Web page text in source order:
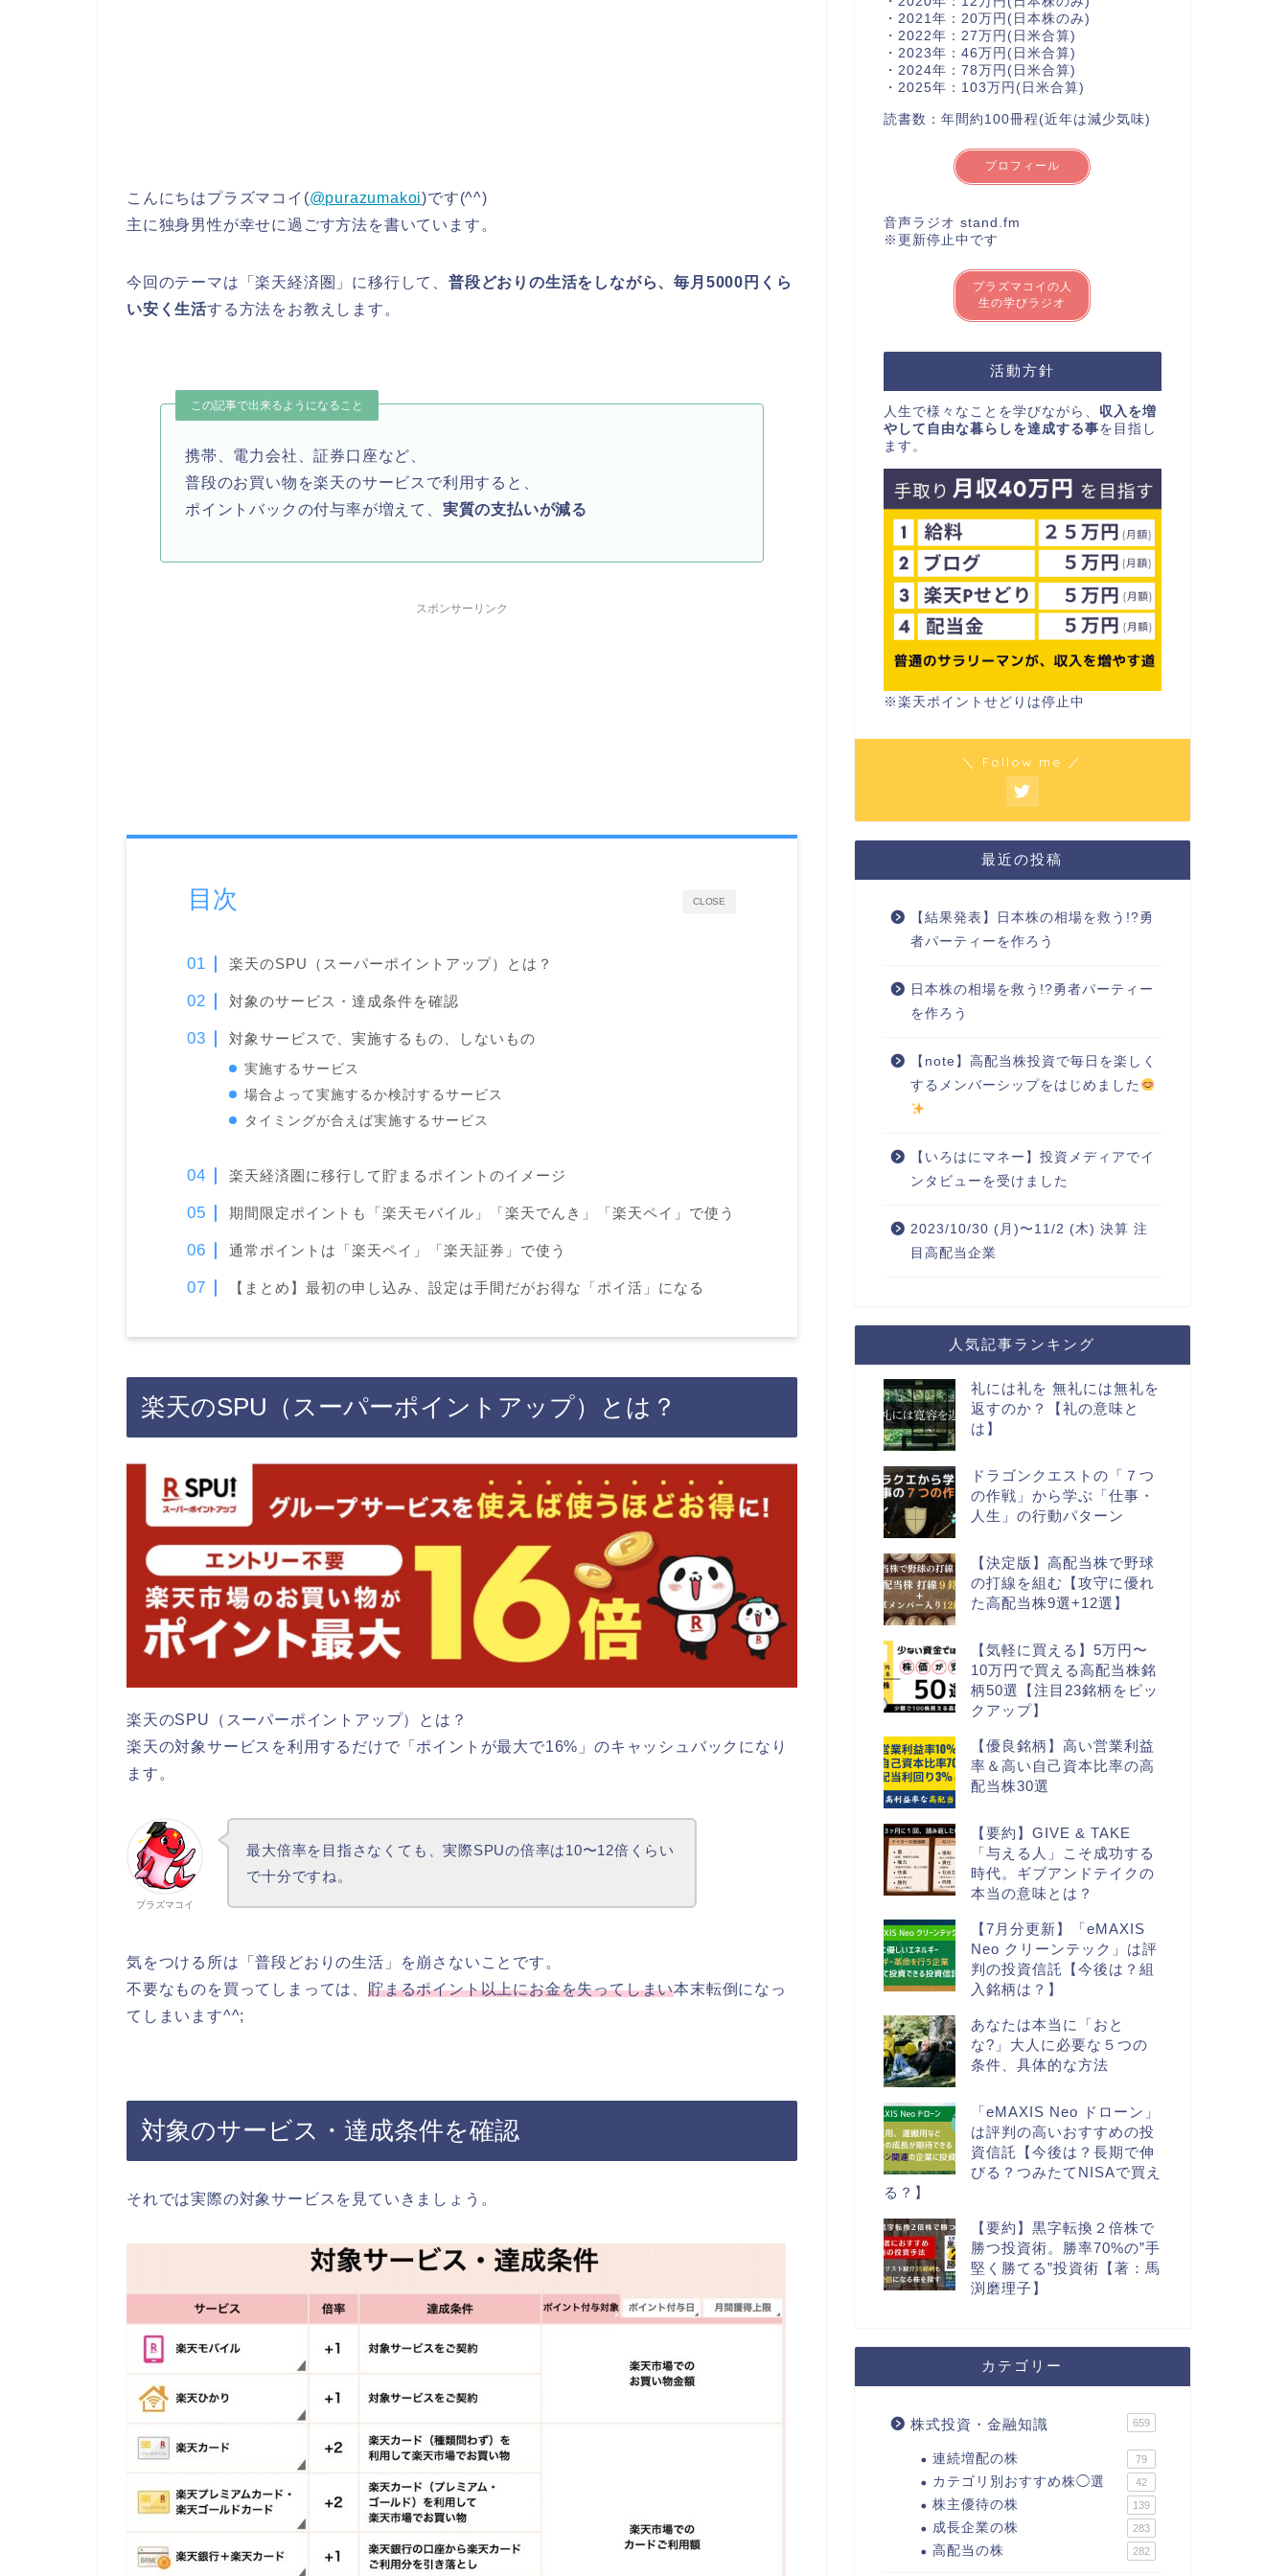
こんにちはプラズマコイ(@purazumakoi)です(^^)
主に独身男性が幸せに過ごす方法を書いています。
今回のテーマは「楽天経済圏」に移行して、 普段どおりの生活をしながら、毎月5000円くら
い安く生活する方法をお教えします。
この記事で出来るようになること
携帯、電力会社、証券口座など、
普段のお買い物を楽天のサービスで利用すると、
ポイントバックの付与率が増えて、 実質の支払いが減る
スポンサーリンク
CLOSE
目次
楽天のSPU（スーパーポイントアップ）とは？
対象のサービス・達成条件を確認
対象サービスで、実施するもの、しないもの
実施するサービス
場合よって実施するか検討するサービス
タイミングが合えば実施するサービス
楽天経済圏に移行して貯まるポイントのイメージ
期間限定ポイントも「楽天モバイル」「楽天でんき」「楽天ペイ」で使う
通常ポイントは「楽天ペイ」「楽天証券」で使う
【まとめ】最初の申し込み、設定は手間だがお得な「ポイ活」になる
楽天のSPU（スーパーポイントアップ）とは？
楽天のSPU（スーパーポイントアップ）とは？
楽天の対象サービスを利用するだけで「ポイントが最大で16%」のキャッシュバックになり
ます。
プラズマコイ
最大倍率を目指さなくても、実際SPUの倍率は10〜12倍くらい
で十分ですね。
気をつける所は「普段どおりの生活」を崩さないことです。
不要なものを買ってしまっては、 貯まるポイント以上にお金を失ってしまい本末転倒になっ
てしまいます^^;
対象のサービス・達成条件を確認
それでは実際の対象サービスを見ていきましょう。
・2021年：20万円(日本株のみ)
・2022年：27万円(日米合算)
・2023年：46万円(日米合算)
・2024年：78万円(日米合算)
・2025年：103万円(日米合算)
読書数：年間約100冊程(近年は減少気味)
プロフィール
音声ラジオ stand.fm
※更新停止中です
プラズマコイの人
生の学びラジオ
活動方針
人生で様々なことを学びながら、 収入を増
やして自由な暮らしを達成する事を目指し
ます。
※楽天ポイントせどりは停止中
＼ Follow me ／
最近の投稿
【結果発表】日本株の相場を救う!?勇
者パーティーを作ろう
日本株の相場を救う!?勇者パーティー
を作ろう
【note】高配当株投資で毎日を楽しく
するメンバーシップをはじめました
【いろはにマネー】投資メディアでイ
ンタビューを受けました
2023/10/30 (月)〜11/2 (木) 決算 注
目高配当企業
人気記事ランキング
礼には礼を 無礼には無礼を
返すのか？【礼の意味と
は】
ドラゴンクエストの「７つ
の作戦」から学ぶ「仕事・
人生」の行動パターン
【決定版】高配当株で野球
の打線を組む【攻守に優れ
た高配当株9選+12選】
【気軽に買える】5万円〜
10万円で買える高配当株銘
柄50選【注目23銘柄をピッ
クアップ】
【優良銘柄】高い営業利益
率＆高い自己資本比率の高
配当株30選
【要約】GIVE & TAKE
「与える人」こそ成功する
時代。ギブアンドテイクの
本当の意味とは？
【7月分更新】「eMAXIS
Neo クリーンテック」は評
判の投資信託【今後は？組
入銘柄は？】
あなたは本当に「おと
な?」大人に必要な５つの
条件、具体的な方法
「eMAXIS Neo ドローン」
は評判の高いおすすめの投
資信託【今後は？長期で伸
びる？つみたてNISAで買え
る？】
【要約】黒字転換２倍株で
勝つ投資術。勝率70%の”手
堅く勝てる”投資術【著：馬
渕磨理子】
カテゴリー
株式投資・金融知識 659
連続増配の株 79
カテゴリ別おすすめ株◯選 42
株主優待の株 139
成長企業の株 283
高配当の株 282